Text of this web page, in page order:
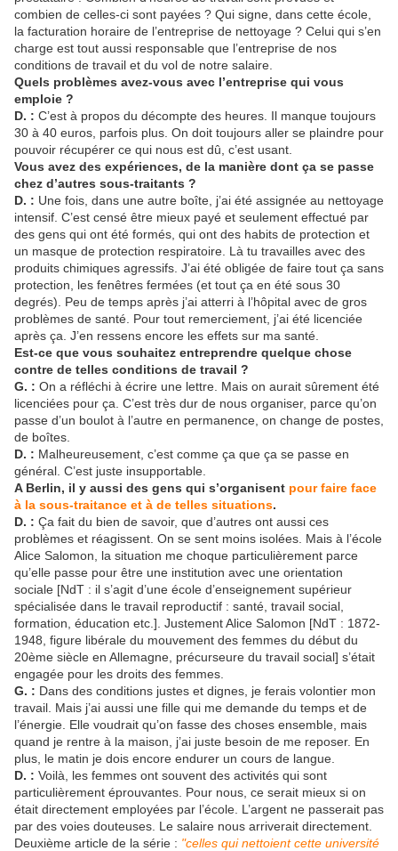
combien de celles-ci sont payées ? Qui signe, dans cette école,
la facturation horaire de l’entreprise de nettoyage ? Celui qui s’en
charge est tout aussi responsable que l’entreprise de nos
conditions de travail et du vol de notre salaire.
Quels problèmes avez-vous avec l’entreprise qui vous
emploie ?
D. : C’est à propos du décompte des heures. Il manque toujours
30 à 40 euros, parfois plus. On doit toujours aller se plaindre pour
pouvoir récupérer ce qui nous est dû, c’est usant.
Vous avez des expériences, de la manière dont ça se passe
chez d’autres sous-traitants ?
D. : Une fois, dans une autre boîte, j’ai été assignée au nettoyage
intensif. C’est censé être mieux payé et seulement effectué par
des gens qui ont été formés, qui ont des habits de protection et
un masque de protection respiratoire. Là tu travailles avec des
produits chimiques agressifs. J’ai été obligée de faire tout ça sans
protection, les fenêtres fermées (et tout ça en été sous 30
degrés). Peu de temps après j’ai atterri à l’hôpital avec de gros
problèmes de santé. Pour tout remerciement, j’ai été licenciée
après ça. J’en ressens encore les effets sur ma santé.
Est-ce que vous souhaitez entreprendre quelque chose
contre de telles conditions de travail ?
G. : On a réfléchi à écrire une lettre. Mais on aurait sûrement été
licenciées pour ça. C’est très dur de nous organiser, parce qu’on
passe d’un boulot à l’autre en permanence, on change de postes,
de boîtes.
D. : Malheureusement, c’est comme ça que ça se passe en
général. C’est juste insupportable.
A Berlin, il y aussi des gens qui s’organisent pour faire face
à la sous-traitance et à de telles situations.
D. : Ça fait du bien de savoir, que d’autres ont aussi ces
problèmes et réagissent. On se sent moins isolées. Mais à l’école
Alice Salomon, la situation me choque particulièrement parce
qu’elle passe pour être une institution avec une orientation
sociale [NdT : il s’agit d’une école d’enseignement supérieur
spécialisée dans le travail reproductif : santé, travail social,
formation, éducation etc.]. Justement Alice Salomon [NdT : 1872-
1948, figure libérale du mouvement des femmes du début du
20ème siècle en Allemagne, précurseure du travail social] s’était
engagée pour les droits des femmes.
G. : Dans des conditions justes et dignes, je ferais volontier mon
travail. Mais j’ai aussi une fille qui me demande du temps et de
l’énergie. Elle voudrait qu’on fasse des choses ensemble, mais
quand je rentre à la maison, j’ai juste besoin de me reposer. En
plus, le matin je dois encore endurer un cours de langue.
D. : Voilà, les femmes ont souvent des activités qui sont
particulièrement éprouvantes. Pour nous, ce serait mieux si on
était directement employées par l’école. L’argent ne passerait pas
par des voies douteuses. Le salaire nous arriverait directement.
Deuxième article de la série : "celles qui nettoient cette université